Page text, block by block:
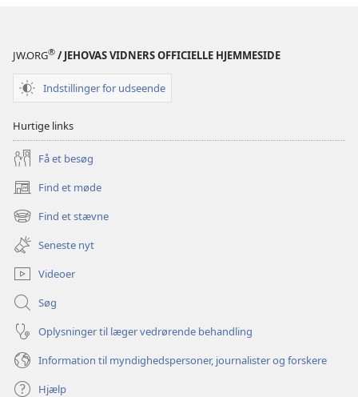
JW.ORG® / JEHOVAS VIDNERS OFFICIELLE HJEMMESIDE
Indstillinger for udseende
Hurtige links
Få et besøg
Find et møde
(åbner
nyt
vindue)
Find et stævne
(åbner
nyt
vindue)
Seneste nyt
Videoer
Søg
Oplysninger til læger vedrørende behandling
Information til myndighedspersoner, journalister og forskere
Hjælp